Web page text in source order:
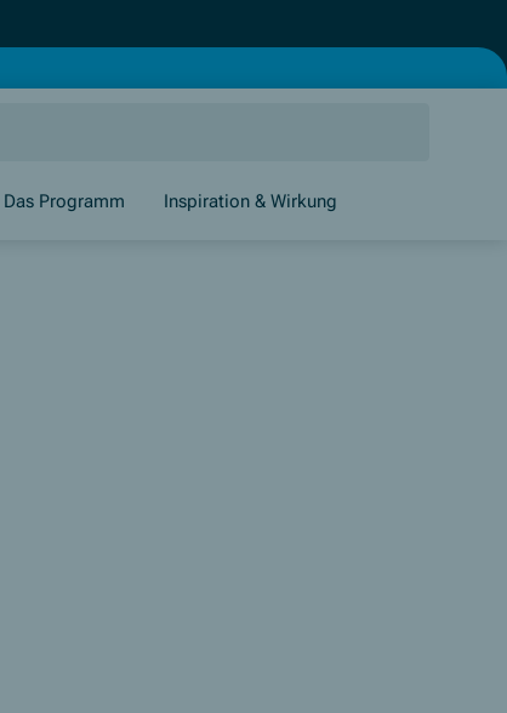
Das Programm Inspiration & Wirkung